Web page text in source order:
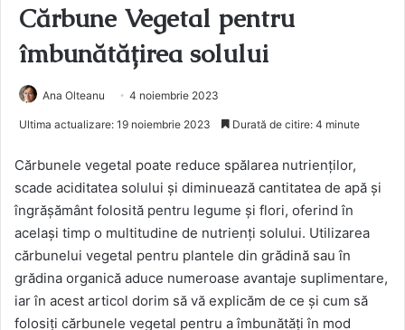
Cărbune Vegetal pentru
îmbunătățirea solului
Ana Olteanu 4 noiembrie 2023
Ultima actualizare: 19 noiembrie 2023 Durată de citire: 4 minute
Cărbunele vegetal poate reduce spălarea nutrienților,
scade aciditatea solului și diminuează cantitatea de apă și
îngrășământ folosită pentru legume și flori, oferind în
același timp o multitudine de nutrienți solului. Utilizarea
cărbunelui vegetal pentru plantele din grădină sau în
grădina organică aduce numeroase avantaje suplimentare,
iar în acest articol dorim să vă explicăm de ce și cum să
folosiți cărbunele vegetal pentru a îmbunătăți în mod